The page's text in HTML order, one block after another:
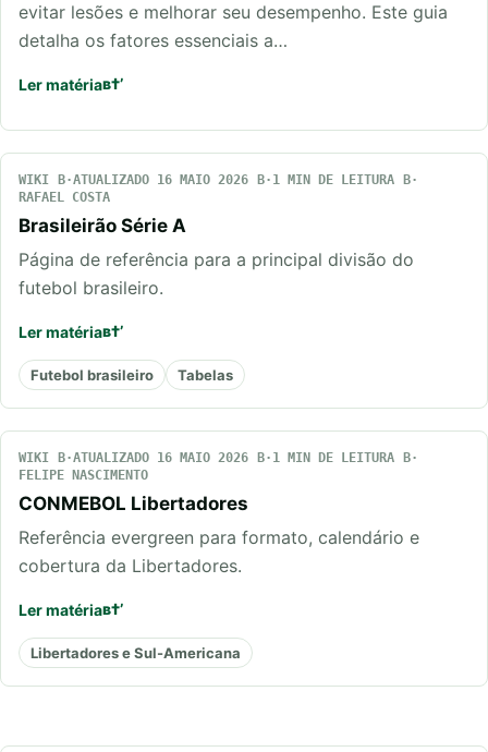
evitar lesões e melhorar seu desempenho. Este guia
detalha os fatores essenciais a…
Ler matéria
WIKI ATUALIZADO 16 MAIO 2026
1 MIN DE LEITURA
RAFAEL COSTA
Brasileirão Série A
Página de referência para a principal divisão do
futebol brasileiro.
Ler matéria
Futebol brasileiro Tabelas
WIKI ATUALIZADO 16 MAIO 2026
1 MIN DE LEITURA
FELIPE NASCIMENTO
CONMEBOL Libertadores
Referência evergreen para formato, calendário e
cobertura da Libertadores.
Ler matéria
Libertadores e Sul-Americana